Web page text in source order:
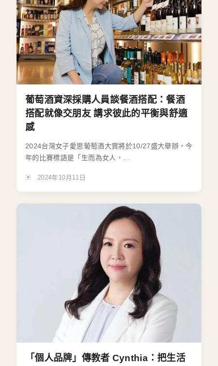
葡萄酒資深採購人員談餐酒搭配：餐酒
搭配就像交朋友 講求彼此的平衡與舒適
感
2024台灣女子愛思葡萄酒大賞將於10/27盛大舉辦，今
年的比賽標語是「生而為女人，...
2024年10月11日
「個人品牌」傳教者 Cynthia：把生活